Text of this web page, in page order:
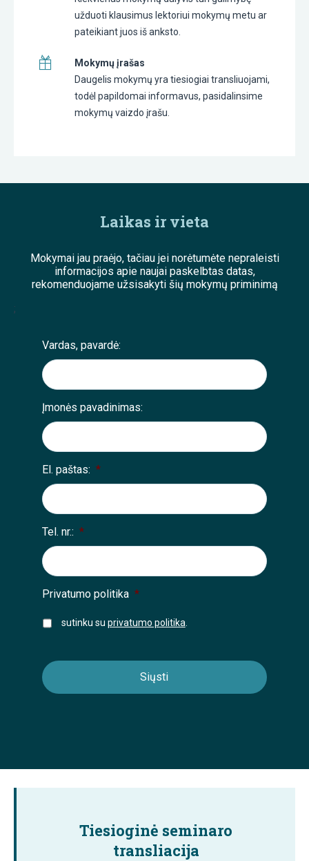
užduoti klausimus lektoriui mokymų metu ar
pateikiant juos iš anksto.
Mokymų įrašas
Daugelis mokymų yra tiesiogiai transliuojami,
todėl papildomai informavus, pasidalinsime
mokymų vaizdo įrašu.
Laikas ir vieta
Mokymai jau praėjo, tačiau jei norėtumėte nepraleisti
informacijos apie naujai paskelbtas datas,
rekomenduojame užsisakyti šių mokymų priminimą
;
Vardas, pavardė:
Įmonės pavadinimas:
El. paštas: *
Tel. nr.: *
Privatumo politika *
sutinku su privatumo politika
Tiesioginė seminaro
transliacija